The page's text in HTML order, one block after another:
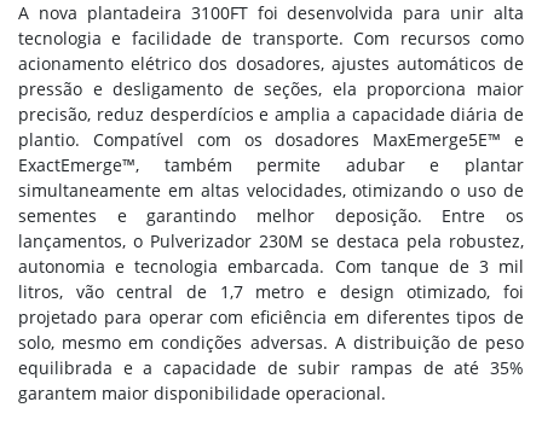
A nova plantadeira 3100FT foi desenvolvida para unir alta
tecnologia e facilidade de transporte. Com recursos como
acionamento elétrico dos dosadores, ajustes automáticos de
pressão e desligamento de seções, ela proporciona maior
precisão, reduz desperdícios e amplia a capacidade diária de
plantio. Compatível com os dosadores MaxEmerge5E™ e
ExactEmerge™, também permite adubar e plantar
simultaneamente em altas velocidades, otimizando o uso de
sementes e garantindo melhor deposição. Entre os
lançamentos, o Pulverizador 230M se destaca pela robustez,
autonomia e tecnologia embarcada. Com tanque de 3 mil
litros, vão central de 1,7 metro e design otimizado, foi
projetado para operar com eficiência em diferentes tipos de
solo, mesmo em condições adversas. A distribuição de peso
equilibrada e a capacidade de subir rampas de até 35%
garantem maior disponibilidade operacional.